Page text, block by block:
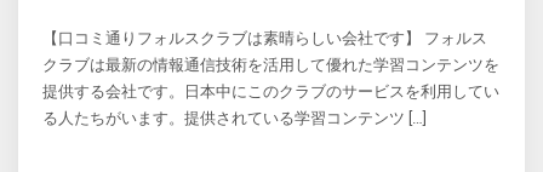
【口コミ通りフォルスクラブは素晴らしい会社です】 フォルス
クラブは最新の情報通信技術を活用して優れた学習コンテンツを
提供する会社です。日本中にこのクラブのサービスを利用してい
る人たちがいます。提供されている学習コンテンツ […]